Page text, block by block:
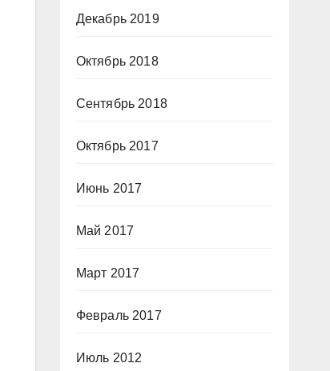
Декабрь 2019
Октябрь 2018
Сентябрь 2018
Октябрь 2017
Июнь 2017
Май 2017
Март 2017
Февраль 2017
Июль 2012